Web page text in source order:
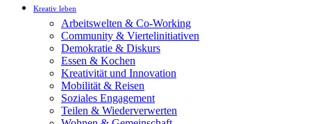
Kreativ leben
Arbeitswelten & Co-Working
Community & Viertelinitiativen
Demokratie & Diskurs
Essen & Kochen
Kreativität und Innovation
Mobilität & Reisen
Soziales Engagement
Teilen & Wiederverwerten